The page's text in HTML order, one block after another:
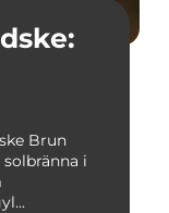
Brun
i